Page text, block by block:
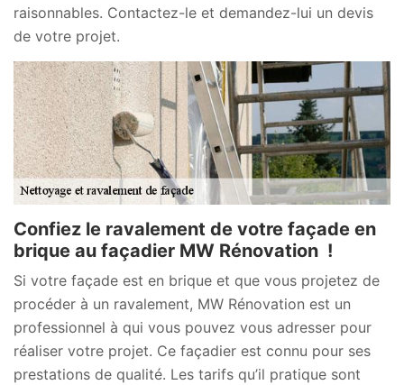
raisonnables. Contactez-le et demandez-lui un devis
de votre projet.
Confiez le ravalement de votre façade en
brique au façadier MW Rénovation !
Si votre façade est en brique et que vous projetez de
procéder à un ravalement, MW Rénovation est un
professionnel à qui vous pouvez vous adresser pour
réaliser votre projet. Ce façadier est connu pour ses
prestations de qualité. Les tarifs qu’il pratique sont